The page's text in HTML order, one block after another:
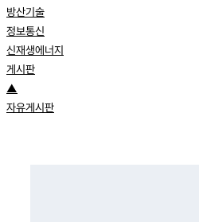
방산기술
정보통신
신재생에너지
게시판
▲
자유게시판